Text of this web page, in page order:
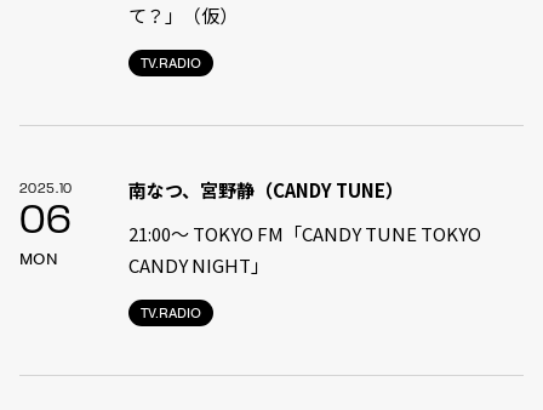
TV.RADIO
て？」（仮）
2025.10
06
MON
TV.RADIO
南なつ、宮野静（CANDY TUNE）
21:00〜 TOKYO FM「CANDY TUNE TOKYO
CANDY NIGHT」